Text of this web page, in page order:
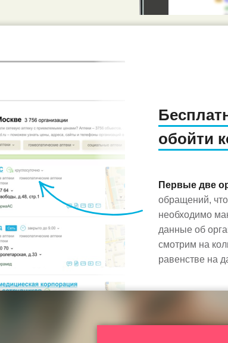
обойти
Первые две
обращений,
необходимо
данные об
смотрим на
равенстве на